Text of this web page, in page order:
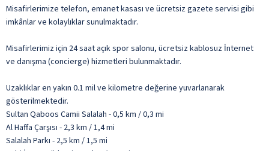
Misafirlerimize telefon, emanet kasası ve ücretsiz gazete servisi gibi
imkânlar ve kolaylıklar sunulmaktadır.
Misafirlerimiz için 24 saat açık spor salonu, ücretsiz kablosuz İnternet
ve danışma (concierge) hizmetleri bulunmaktadır.
Uzaklıklar en yakın 0.1 mil ve kilometre değerine yuvarlanarak
gösterilmektedir.
Sultan Qaboos Camii Salalah - 0,5 km / 0,3 mi
Al Haffa Çarşısı - 2,3 km / 1,4 mi
Salalah Parkı - 2,5 km / 1,5 mi